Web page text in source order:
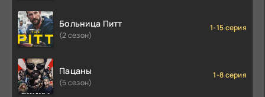
Больница Питт
(2 сезон)
1-15 серия
Пацаны
(5 сезон)
1-8 серия